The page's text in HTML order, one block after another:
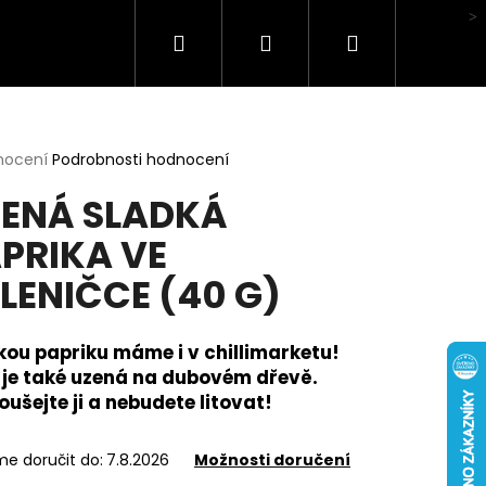
Hodnocení obchodu
Hledat PřihlášeníNákupní
Podrobnosti hodnocení
SLADKÁ
VE
(40 G)
papriku máme i v chillimarketu!
také uzená na dubovém dřevě.
ji a nebudete litovat!
doručit do: 7.8.2026 Možnosti doručení
BOX